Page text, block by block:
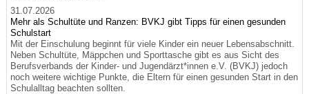
31.07.2026
Mehr als Schultüte und Ranzen: BVKJ gibt Tipps für einen gesunden
Schulstart
Mit der Einschulung beginnt für viele Kinder ein neuer Lebensabschnitt.
Neben Schultüte, Mäppchen und Sporttasche gibt es aus Sicht des
Berufsverbands der Kinder- und Jugendärzt*innen e.V. (BVKJ) jedoch
noch weitere wichtige Punkte, die Eltern für einen gesunden Start in den
Schulalltag beachten sollten.